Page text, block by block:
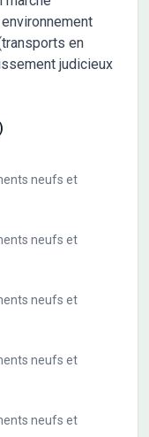
en
judicieux
neufs et
neufs et
neufs et
neufs et
neufs et